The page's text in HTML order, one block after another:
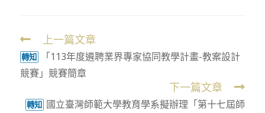
Read
more
articles
上一篇文章
轉知
「113年度遴聘業界專家協同教學計畫-教案設計
競賽」競賽簡章
下一篇文章
轉知 國立臺灣師範大學教育學系擬辦理「第十七屆師